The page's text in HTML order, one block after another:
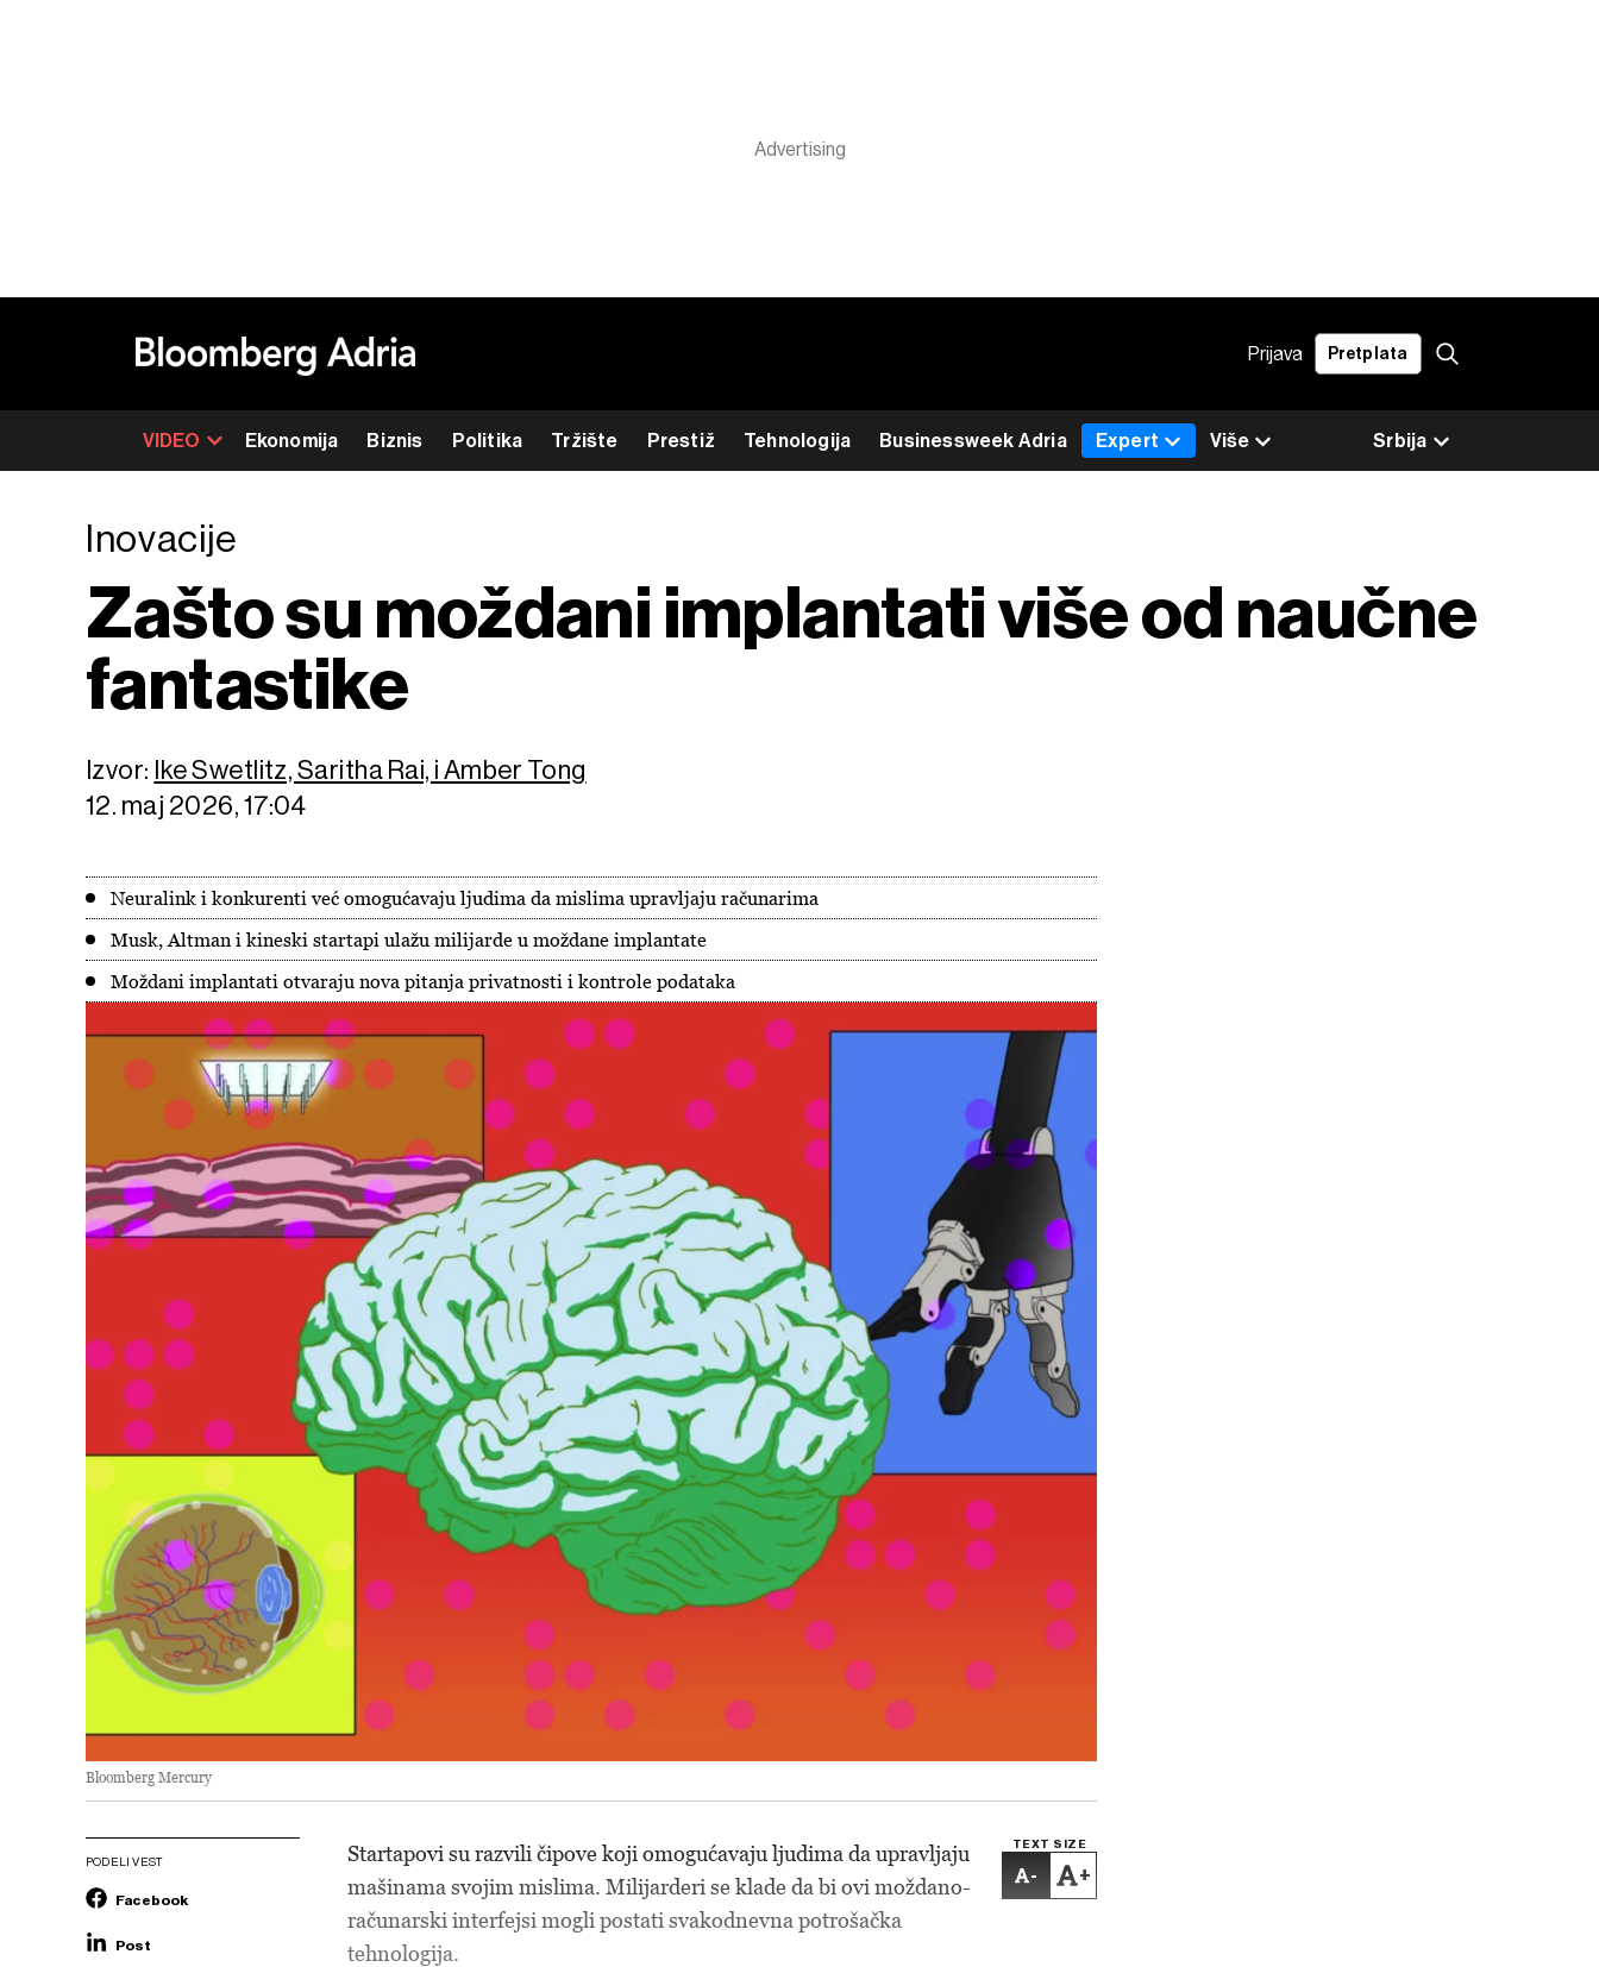
Prijava Pretplata
VIDEO Ekonomija Biznis Politika Tržište Prestiž Tehnologija Businessweek Adria Srbija
Expert Više
Inovacije
Zašto su moždani implantati više od naučne
fantastike
Izvor: Ike Swetlitz, Saritha Rai, i Amber Tong
12. maj 2026, 17:04
Neuralink i konkurenti već omogućavaju ljudima da mislima upravljaju računarima
Musk, Altman i kineski startapi ulažu milijarde u moždane implantate
Moždani implantati otvaraju nova pitanja privatnosti i kontrole podataka
Bloomberg Mercury
PODELI VEST
Facebook
Post
TEXT SIZE
- +
Startapovi su razvili čipove koji omogućavaju ljudima da upravljaju
mašinama svojim mislima. Milijarderi se klade da bi ovi moždano-
računarski interfejsi mogli postati svakodnevna potrošačka
tehnologija.